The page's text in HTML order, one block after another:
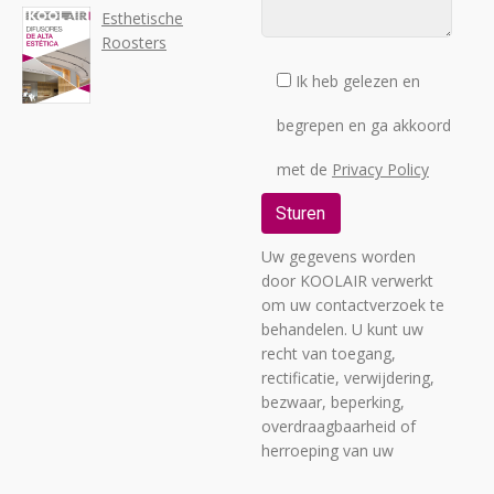
Esthetische
Roosters
Ik heb gelezen en
begrepen en ga akkoord
met de Privacy Policy
Uw gegevens worden
door KOOLAIR verwerkt
om uw contactverzoek te
behandelen. U kunt uw
recht van toegang,
rectificatie, verwijdering,
bezwaar, beperking,
overdraagbaarheid of
herroeping van uw